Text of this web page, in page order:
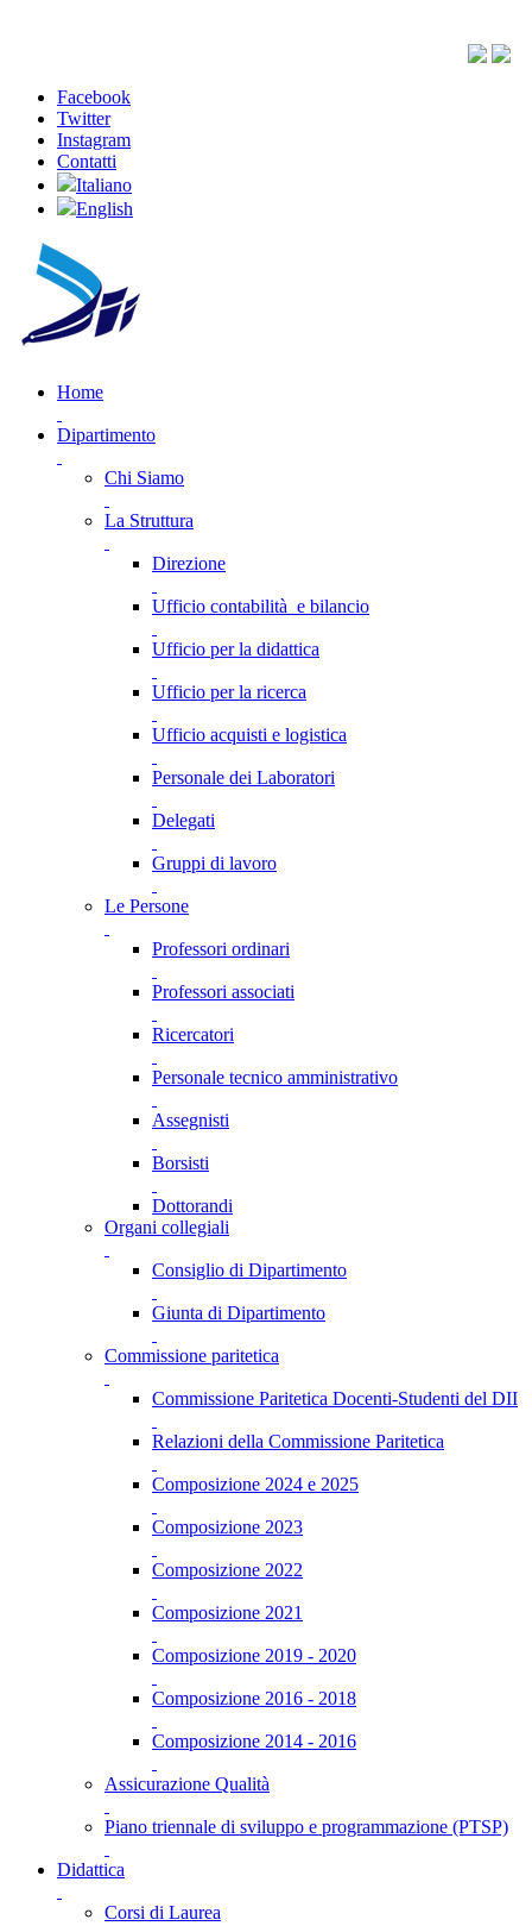
Facebook
Twitter
Instagram
Contatti
Italiano
English
Home
Dipartimento
Chi Siamo
La Struttura
Direzione
Ufficio contabilità e bilancio
Ufficio per la didattica
Ufficio per la ricerca
Ufficio acquisti e logistica
Personale dei Laboratori
Delegati
Gruppi di lavoro
Le Persone
Professori ordinari
Professori associati
Ricercatori
Personale tecnico amministrativo
Assegnisti
Borsisti
Dottorandi
Organi collegiali
Consiglio di Dipartimento
Giunta di Dipartimento
Commissione paritetica
Commissione Paritetica Docenti-Studenti del DII
Relazioni della Commissione Paritetica
Composizione 2024 e 2025
Composizione 2023
Composizione 2022
Composizione 2021
Composizione 2019 - 2020
Composizione 2016 - 2018
Composizione 2014 - 2016
Assicurazione Qualità
Piano triennale di sviluppo e programmazione (PTSP)
Didattica
Corsi di Laurea